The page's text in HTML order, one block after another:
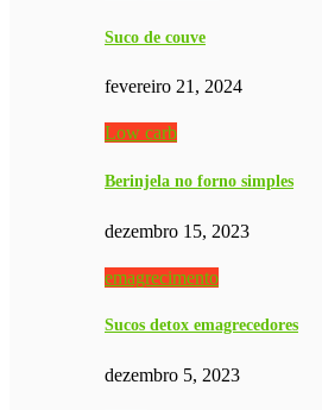
Suco de couve
fevereiro 21, 2024
Low carb
Berinjela no forno simples
dezembro 15, 2023
emagrecimento
Sucos detox emagrecedores
dezembro 5, 2023